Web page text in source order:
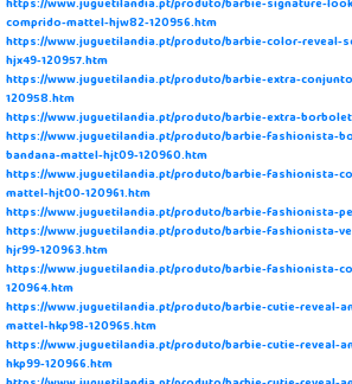
https://www.juguetilandia.pt/produto/barbie-signature-
comprido-mattel-hjw82-120956.htm
https://www.juguetilandia.pt/produto/barbie-color-reveal-
hjx49-120957.htm
https://www.juguetilandia.pt/produto/barbie-extra-
120958.htm
https://www.juguetilandia.pt/produto/barbie-extra-
https://www.juguetilandia.pt/produto/barbie-fashionista-
bandana-mattel-hjt09-120960.htm
https://www.juguetilandia.pt/produto/barbie-fashionista-
mattel-hjt00-120961.htm
https://www.juguetilandia.pt/produto/barbie-fashionista-
https://www.juguetilandia.pt/produto/barbie-fashionista-
hjr99-120963.htm
https://www.juguetilandia.pt/produto/barbie-fashionista-
120964.htm
https://www.juguetilandia.pt/produto/barbie-cutie-reveal-
mattel-hkp98-120965.htm
https://www.juguetilandia.pt/produto/barbie-cutie-reveal-
hkp99-120966.htm